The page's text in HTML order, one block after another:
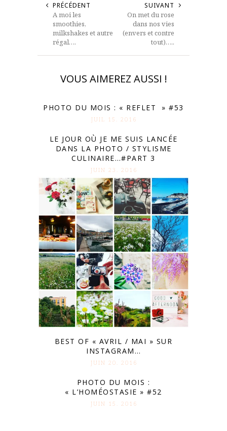
PRÉCÉDENT
A moi les
smoothies,
milkshakes et autre
régal….
SUIVANT
On met du rose
dans nos vies
(envers et contre
tout)…..
VOUS AIMEREZ AUSSI !
PHOTO DU MOIS : « REFLET » #53
JUIL 15. 2016
LE JOUR OÙ JE ME SUIS LANCÉE
DANS LA PHOTO / STYLISME
CULINAIRE…#PART 3
JUIN 23. 2016
BEST OF « AVRIL / MAI » SUR
INSTAGRAM…
JUIN 20. 2016
PHOTO DU MOIS :
« L’HOMÉOSTASIE » #52
JUIN 15. 2016